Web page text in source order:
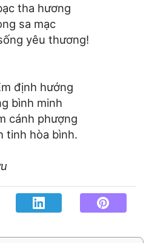
tha hương
sa mạc
yêu thương!
định hướng
bình minh
cánh phượng
tinh hòa bình.
gì để nhớ!